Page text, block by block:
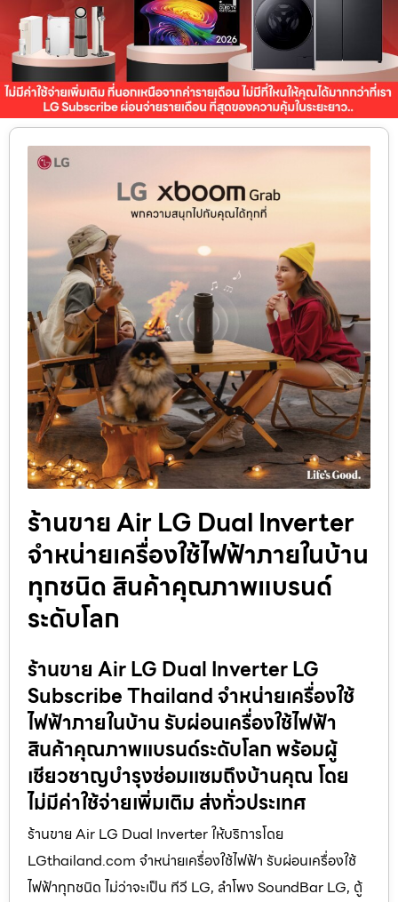
ร้านขาย Air LG Dual Inverter
จำหน่ายเครื่องใช้ไฟฟ้าภายในบ้าน
ทุกชนิด สินค้าคุณภาพแบรนด์
ระดับโลก
ร้านขาย Air LG Dual Inverter LG
Subscribe Thailand จำหน่ายเครื่องใช้
ไฟฟ้าภายในบ้าน รับผ่อนเครื่องใช้ไฟฟ้า
สินค้าคุณภาพแบรนด์ระดับโลก พร้อมผู้
เชียวชาญบำรุงซ่อมแซมถึงบ้านคุณ โดย
ไม่มีค่าใช้จ่ายเพิ่มเติม ส่งทั่วประเทศ
ร้านขาย Air LG Dual Inverter ให้บริการโดย
LGthailand.com จำหน่ายเครื่องใช้ไฟฟ้า รับผ่อนเครื่องใช้
ไฟฟ้าทุกชนิด ไม่ว่าจะเป็น ทีวี LG, ลำโพง SoundBar LG, ตู้